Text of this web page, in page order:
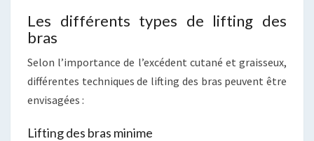
Les différents types de lifting des
bras
Selon l’importance de l’excédent cutané et graisseux,
différentes techniques de lifting des bras peuvent être
envisagées :
Lifting des bras minime